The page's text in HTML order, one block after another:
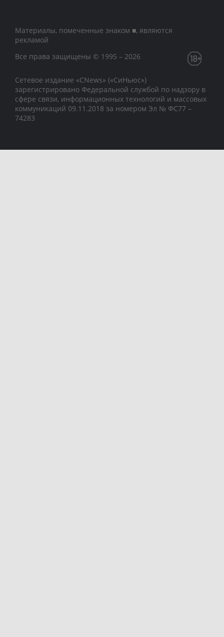
Материалы, помеченные знаком ■, являются
рекламой
Все права защищены © 1995 – 2026
Сетевое издание «CNews» («СиНьюс»)
зарегистрировано Федеральной службой по надзору в
сфере связи, информационных технологий и массовых
коммуникаций 09.11.2018 за номером Эл № ФС77 –
74283